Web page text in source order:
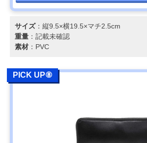
サイズ：縦9.5×横19.5×マチ2.5cm
重量 ：記載未確認
素材 ：PVC
PICK UP⑧